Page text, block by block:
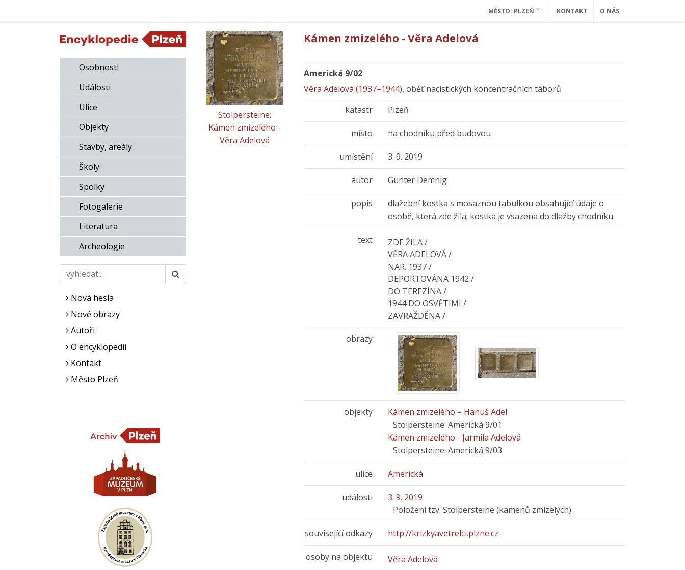
MĚSTO: PLZEŇ KONTAKT O NÁS
Osobnosti
Události
Ulice
Objekty
Stavby, areály
Školy
Spolky
Fotogalerie
Literatura
Archeologie
Nová hesla
Nové obrazy
Autoři
O encyklopedii
Kontakt
Město Plzeň
Stolpersteine:
Kámen zmizelého -
Věra Adelová
Kámen zmizelého - Věra Adelová
Americká 9/02
Věra Adelová (1937–1944), oběť nacistických koncentračních táborů.
katastr
Plzeň
místo na chodníku před budovou
umístění 3. 9. 2019
autor Gunter Demnig
popis
dlažební kostka s mosaznou tabulkou obsahující údaje o
osobě, která zde žila; kostka je vsazena do dlažby chodníku
text
ZDE ŽILA /
VĚRA ADELOVÁ /
NAR. 1937 /
DEPORTOVÁNA 1942 /
DO TEREZÍNA /
1944 DO OSVĚTIMI /
ZAVRAŽDĚNA /
obrazy
objekty
Kámen zmizelého – Hanuš Adel
Stolpersteine: Americká 9/01
Kámen zmizelého - Jarmila Adelová
Stolpersteine: Americká 9/03
ulice Americká
události
3. 9. 2019
Položení tzv. Stolpersteine (kamenů zmizelých)
související odkazy http://krizkyavetrelci.plzne.cz
osoby na objektu Věra Adelová